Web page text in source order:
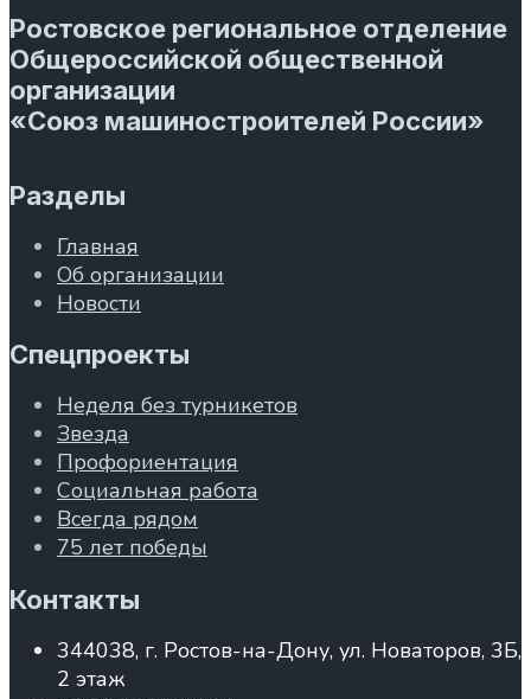
Ростовское региональное отделение
Общероссийской общественной
организации
«Союз машиностроителей России»
Разделы
Главная
Об организации
Новости
Спецпроекты
Неделя без турникетов
Звезда
Профориентация
Социальная работа
Всегда рядом
75 лет победы
Контакты
344038, г. Ростов-на-Дону, ул. Новаторов, 3Б,
2 этаж